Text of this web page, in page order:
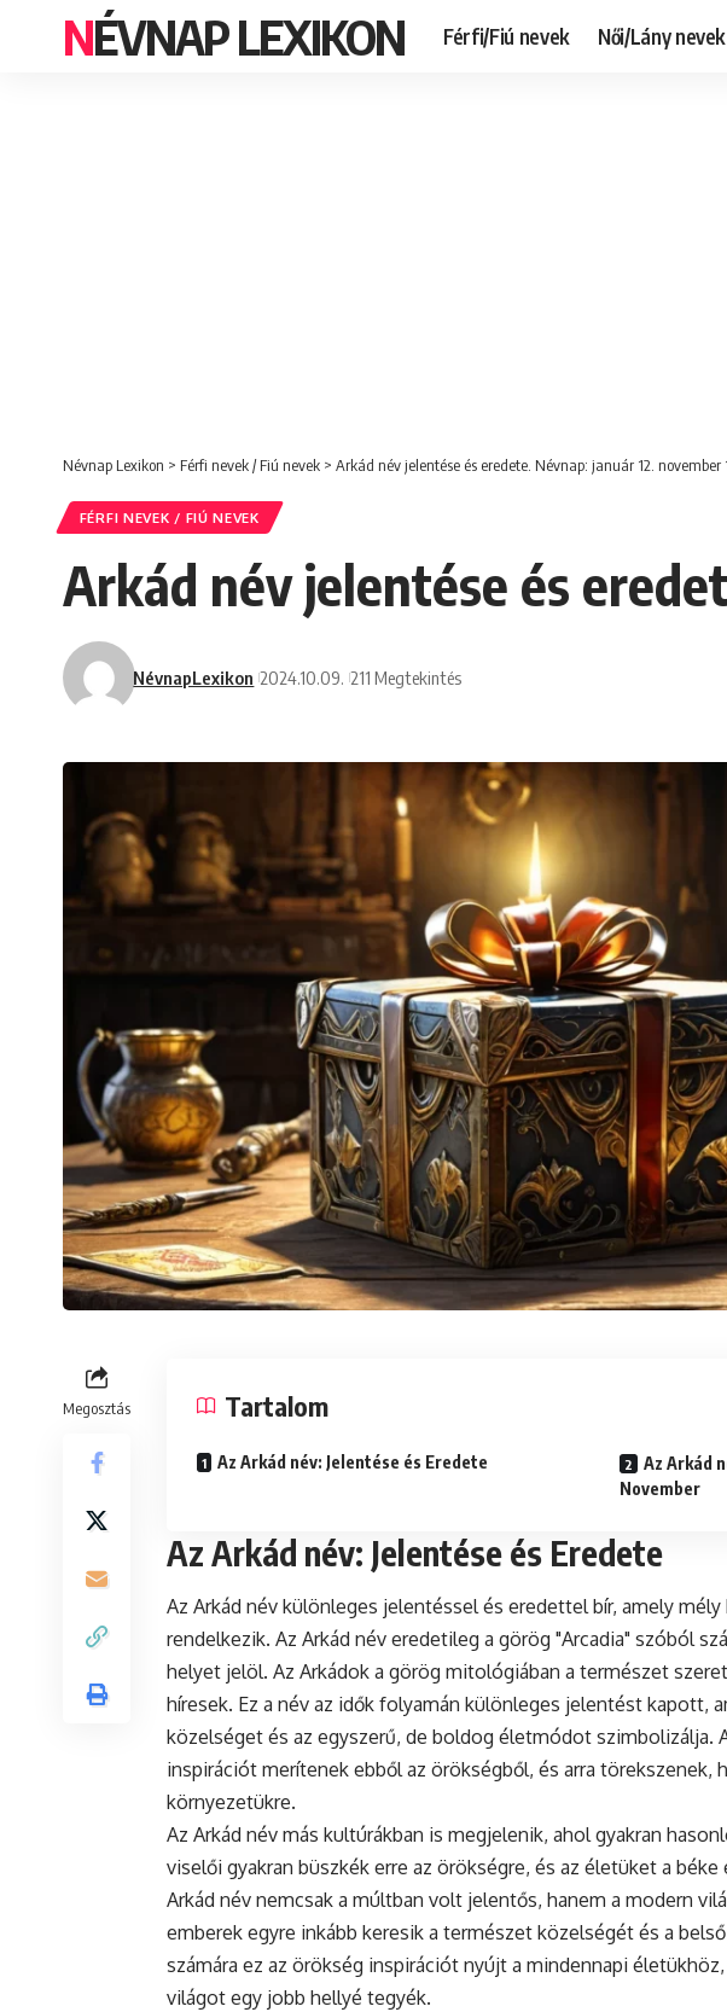
NÉVNAP LEXIKON Férfi/Fiú nevek Női/Lány nevek
Névnap Lexikon > Férfi nevek / Fiú nevek > Arkád név jelentése és eredete. Névnap: január 12. november
FÉRFI NEVEK / FIÚ NEVEK
Arkád név jelentése és
NévnapLexikon 2024.10.09. 211 Megtekintés
Megosztás Tartalom
Az Arkád név: Jelentése és Eredete
Az Arkád
November
Az Arkád név: Jelentése és Eredete
Az Arkád név különleges jelentéssel és eredettel bír, amely
rendelkezik. Az Arkád név eredetileg a görög "Arcadia" szóból
helyet jelöl. Az Arkádok a görög mitológiában a természet
híresek. Ez a név az idők folyamán különleges jelentést kapott,
közelséget és az egyszerű, de boldog életmódot szimbolizálja.
inspirációt merítenek ebből az örökségből, és arra törekszenek,
környezetükre.
Az Arkád név más kultúrákban is megjelenik, ahol gyakran
viselői gyakran büszkék erre az örökségre, és az életüket a
Arkád név nemcsak a múltban volt jelentős, hanem a modern
emberek egyre inkább keresik a természet közelségét és a
számára ez az örökség inspirációt nyújt a mindennapi
világot egy jobb hellyé tegyék.